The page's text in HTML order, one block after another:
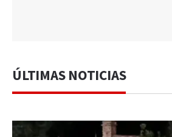
ÚLTIMAS NOTICIAS